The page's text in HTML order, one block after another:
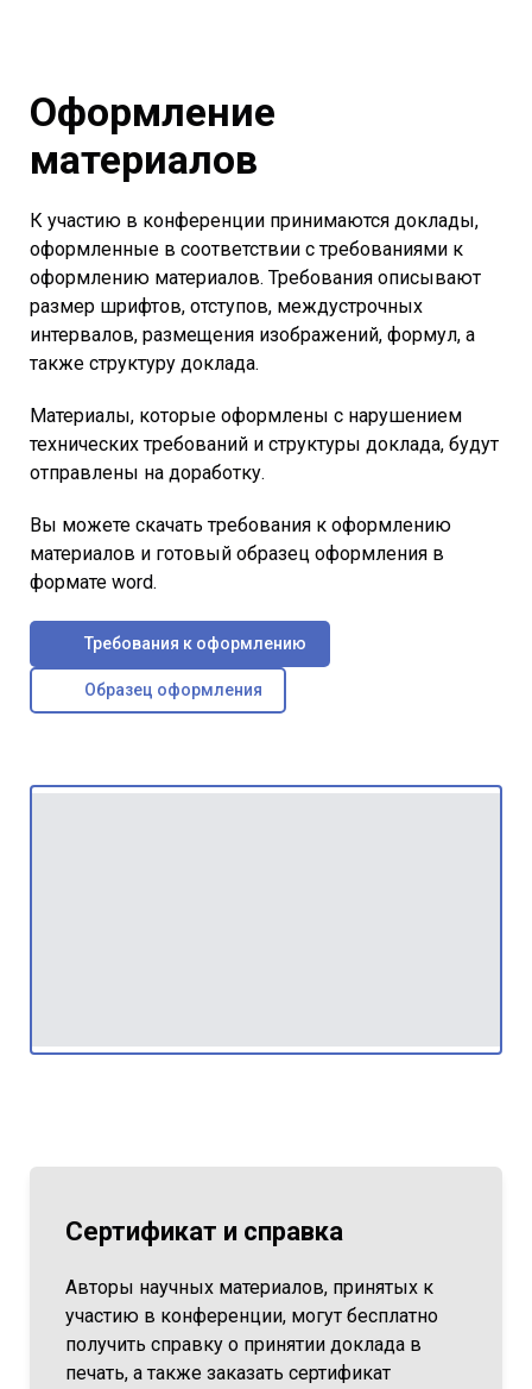
Оформление
материалов
К участию в конференции принимаются доклады,
оформленные в соответствии с требованиями к
оформлению материалов. Требования описывают
размер шрифтов, отступов, междустрочных
интервалов, размещения изображений, формул, а
также структуру доклада.
Материалы, которые оформлены с нарушением
технических требований и структуры доклада, будут
отправлены на доработку.
Вы можете скачать требования к оформлению
материалов и готовый образец оформления в
формате word.
Требования к оформлению
Образец оформления
Сертификат и справка
Авторы научных материалов, принятых к
участию в конференции, могут бесплатно
получить справку о принятии доклада в
печать, а также заказать сертификат